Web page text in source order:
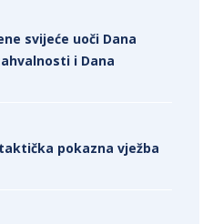
svijeće uoči Dana
i Dana
pokazna vježba